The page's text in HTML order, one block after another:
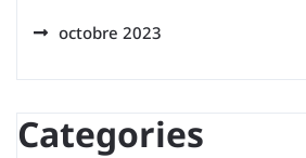
octobre 2023
Categories